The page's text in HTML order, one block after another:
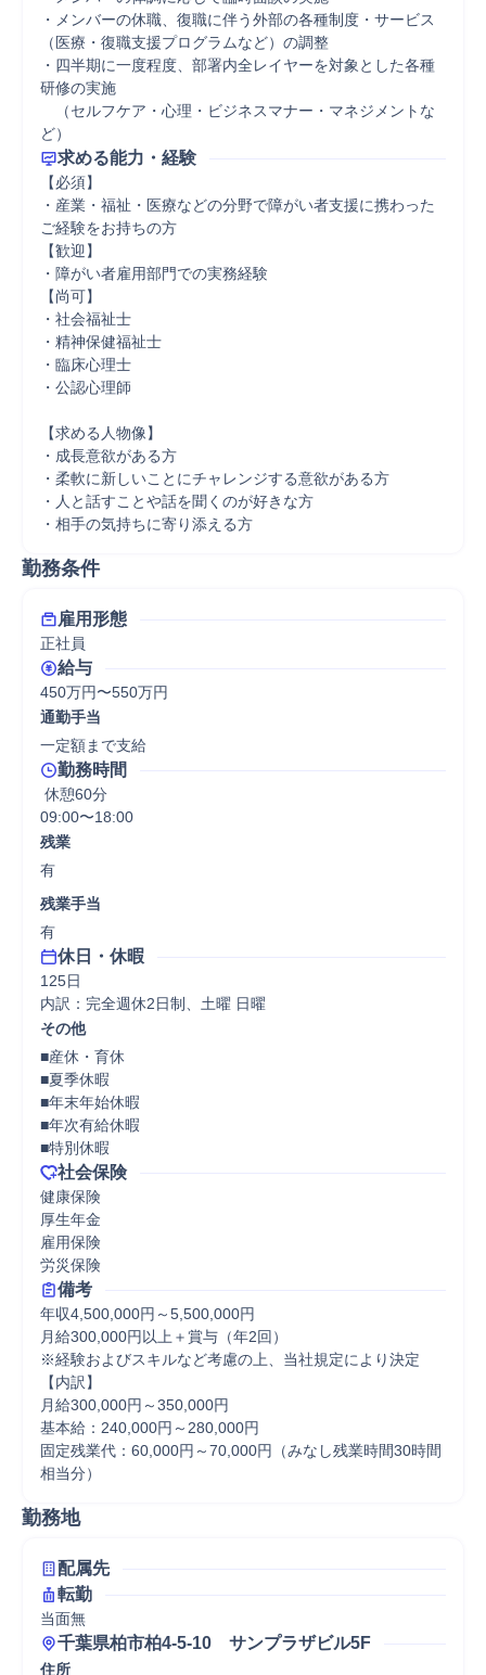
・メンバーの休職、復職に伴う外部の各種制度・サービス
（医療・復職支援プログラムなど）の調整
・四半期に一度程度、部署内全レイヤーを対象とした各種
研修の実施
（セルフケア・心理・ビジネスマナー・マネジメントな
ど）
求める能力・経験
【必須】
・産業・福祉・医療などの分野で障がい者支援に携わった
ご経験をお持ちの方
【歓迎】
・障がい者雇用部門での実務経験
【尚可】
・社会福祉士
・精神保健福祉士
・臨床心理士
・公認心理師
【求める人物像】
・成長意欲がある方
・柔軟に新しいことにチャレンジする意欲がある方
・人と話すことや話を聞くのが好きな方
・相手の気持ちに寄り添える方
勤務条件
雇用形態
正社員
給与
450万円〜550万円
通勤手当
一定額まで支給
勤務時間
休憩60分
09:00〜18:00
残業
有
残業手当
有
休日・休暇
125日
内訳：完全週休2日制、土曜 日曜
その他
■産休・育休
■夏季休暇
■年末年始休暇
■年次有給休暇
■特別休暇
社会保険
健康保険
厚生年金
雇用保険
労災保険
備考
年収4,500,000円～5,500,000円
月給300,000円以上＋賞与（年2回）
※経験およびスキルなど考慮の上、当社規定により決定
【内訳】
月給300,000円～350,000円
基本給：240,000円～280,000円
固定残業代：60,000円～70,000円（みなし残業時間30時間
相当分）
勤務地
配属先
転勤
当面無
千葉県柏市柏4-5-10　サンプラザビル5F
住所